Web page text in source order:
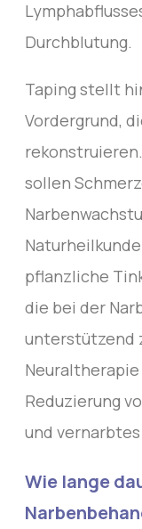
Durchblutung.
Taping stellt
Vordergrund,
sollen
pflanzliche
die bei der
unterstützend
Reduzierung
und
Wie lange